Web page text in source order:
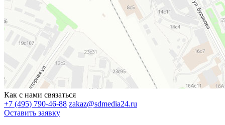
Как с нами связаться
+7 (495) 790-46-88 zakaz@sdmedia24.ru
Оставить заявку